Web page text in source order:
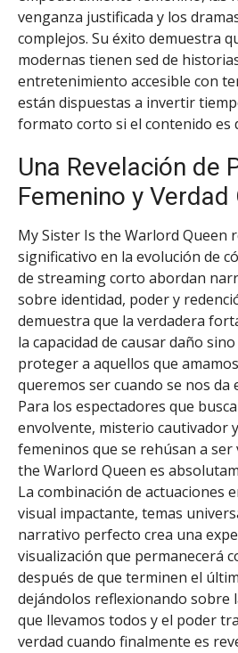
venganza justificada y los
complejos. Su éxito demuestra
modernas tienen sed de
entretenimiento accesible con
están dispuestas a invertir
formato corto si el contenido es
Una Revelación de
Femenino y Verdad
My Sister Is the Warlord Queen
significativo en la evolución de
de streaming corto abordan
sobre identidad, poder y
demuestra que la verdadera
la capacidad de causar daño
proteger a aquellos que
queremos ser cuando se nos da
Para los espectadores que
envolvente, misterio cautivador
femeninos que se rehúsan a ser
the Warlord Queen es
La combinación de actuaciones
visual impactante, temas
narrativo perfecto crea una
visualización que permanecerá
después de que terminen el
dejándolos reflexionando sobre
que llevamos todos y el poder
verdad cuando finalmente es